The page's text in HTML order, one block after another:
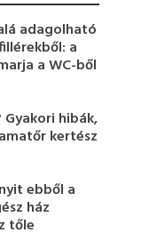
adagolható
a
a WC-ből
hibák,
kertész
ebből a
ház
tőle